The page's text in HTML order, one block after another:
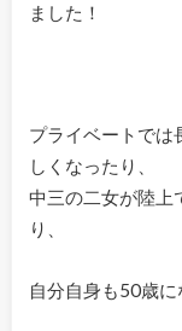
ました！
プライベートでは
しくなったり、
中三の二女が陸上
り、
自分自身も50歳に